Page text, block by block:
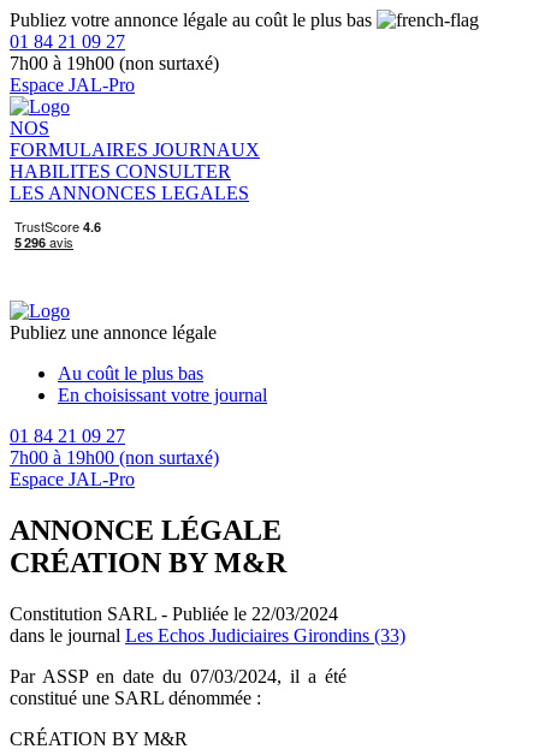
Publiez votre annonce légale au coût le plus bas
01 84 21 09 27
7h00 à 19h00 (non surtaxé)
Espace JAL-Pro
NOS
FORMULAIRES JOURNAUX
HABILITES CONSULTER
LES ANNONCES LEGALES
Publiez une annonce légale
Au coût le plus bas
En choisissant votre journal
01 84 21 09 27
7h00 à 19h00 (non surtaxé)
Espace JAL-Pro
ANNONCE LÉGALE
CRÉATION BY M&R
Constitution SARL - Publiée le 22/03/2024
dans le journal Les Echos Judiciaires Girondins (33)
Par ASSP en date du 07/03/2024, il a été
constitué une SARL dénommée :
CRÉATION BY M&R